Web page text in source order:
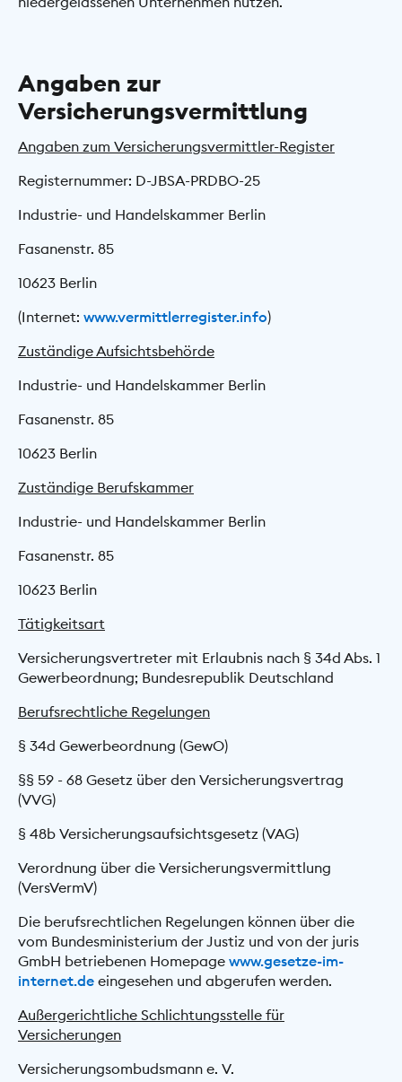
Angaben zur
Versicherungsvermittlung
Angaben zum Versicherungsvermittler-Register
Registernummer: D-JBSA-PRDBO-25
Industrie- und Handelskammer Berlin
Fasanenstr. 85
10623 Berlin
(Internet: www.vermittlerregister.info)
Zuständige Aufsichtsbehörde
Industrie- und Handelskammer Berlin
Fasanenstr. 85
10623 Berlin
Zuständige Berufskammer
Industrie- und Handelskammer Berlin
Fasanenstr. 85
10623 Berlin
Tätigkeitsart
Versicherungsvertreter mit Erlaubnis nach § 34d Abs. 1
Gewerbeordnung; Bundesrepublik Deutschland
Berufsrechtliche Regelungen
§ 34d Gewerbeordnung (GewO)
§§ 59 - 68 Gesetz über den Versicherungs­vertrag
(VVG)
§ 48b Versicherungsaufsichtsgesetz (VAG)
Verordnung über die Versicherungsvermittlung
(VersVermV)
Die berufsrechtlichen Regelungen können über die
vom Bundesministerium der Justiz und von der juris
GmbH betriebenen Homepage www.gesetze-im-
internet.de eingesehen und abgerufen werden.
Außergerichtliche Schlichtungsstelle für
Versicherungen
Versicherungsombudsmann e. V.